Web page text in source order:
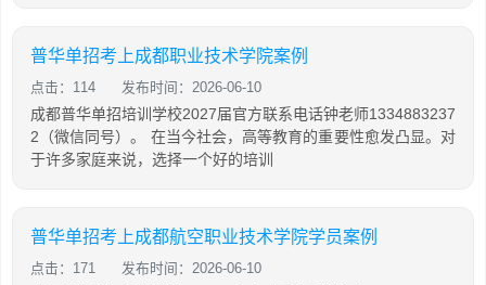
普华单招考上成都职业技术学院案例
点击：114 发布时间：2026-06-10
成都普华单招培训学校2027届官方联系电话钟老师1334883237
2（微信同号）。 在当今社会，高等教育的重要性愈发凸显。对
于许多家庭来说，选择一个好的培训
普华单招考上成都航空职业技术学院学员案例
点击：171 发布时间：2026-06-10